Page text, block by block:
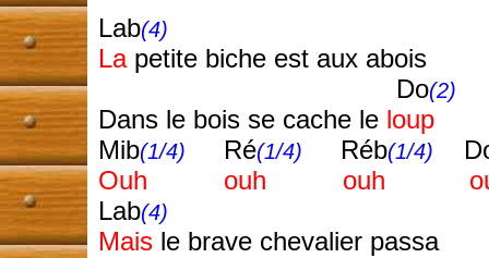
Lab(4)
Lapetite biche est aux abois
Do(2)
Dans le bois se cache le loup
Mib(1/4) Ré(1/4) Réb(1/4)
Ouh ouh ouh
Lab(4)
Mais le brave chevalier passa